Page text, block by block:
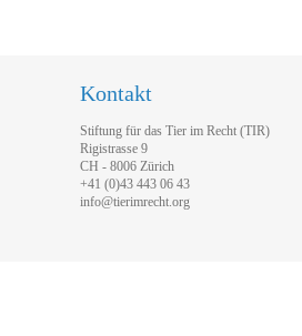
Kontakt
Stiftung für das Tier im Recht (TIR)
Rigistrasse 9
CH - 8006 Zürich
+41 (0)43 443 06 43
info@tierimrecht.org